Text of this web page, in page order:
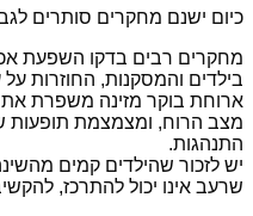
כיום ישנם מחקרים סותרים
מחקרים רבים בדקו השפעת
בילדים והמסקנות, החוזרות
ארוחת בוקר מזינה משפרת
מצב הרוח, ומצמצמת תופעות
התנהגות.
יש לזכור שהילדים קמים
שרעב אינו יכול להתרכז,